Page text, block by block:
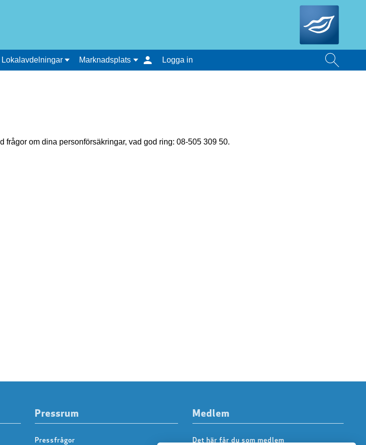
Lokalavdelningar Marknadsplats Logga in
frågor om dina personförsäkringar, vad god ring: 08-505 309 50.
Pressrum
Pressfrågor
Medlem
Det här får du som medlem